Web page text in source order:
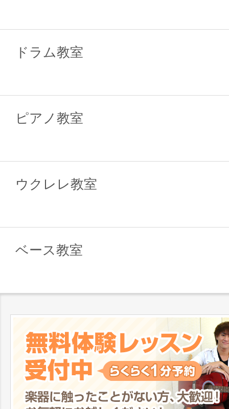
ドラム教室
ピアノ教室
ウクレレ教室
ベース教室